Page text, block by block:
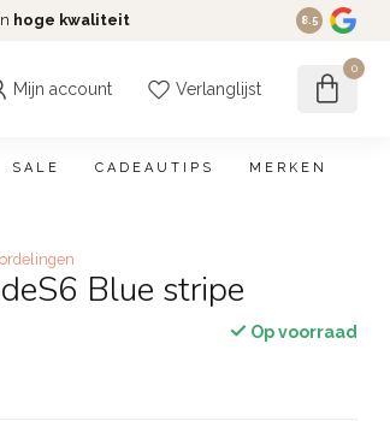
hoge kwaliteit 8.5
Mijn account Verlanglijst
0
SALE CADEAUTIPS MERKEN
Blue stripe
Op voorraad